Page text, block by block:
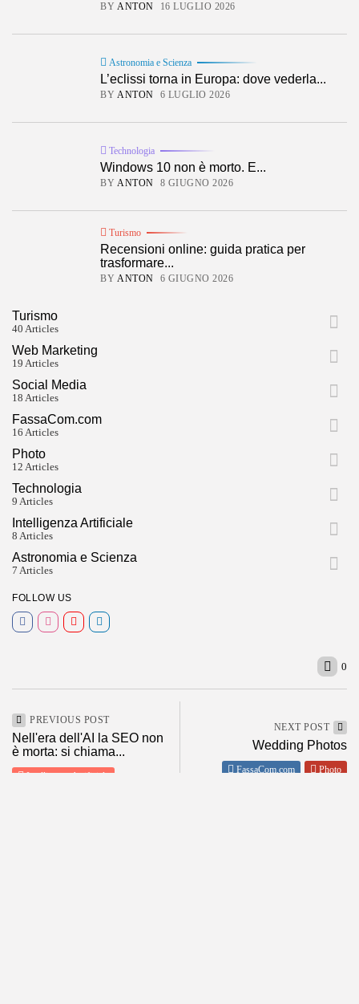
BY ANTON 16 LUGLIO 2026
Astronomia e Scienza
L’eclissi torna in Europa: dove vederla...
BY ANTON 6 LUGLIO 2026
Technologia
Windows 10 non è morto. E...
BY ANTON 8 GIUGNO 2026
Turismo
Recensioni online: guida pratica per
trasformare...
BY ANTON 6 GIUGNO 2026
Turismo
40 Articles
Web Marketing
19 Articles
Social Media
18 Articles
FassaCom.com
16 Articles
Photo
12 Articles
Technologia
9 Articles
Intelligenza Artificiale
8 Articles
Astronomia e Scienza
7 Articles
FOLLOW US
0
PREVIOUS POST
Nell'era dell'AI la SEO non
è morta: si chiama...
Intelligenza Artificiale
NEXT POST
Wedding Photos
FassaCom.com Photo